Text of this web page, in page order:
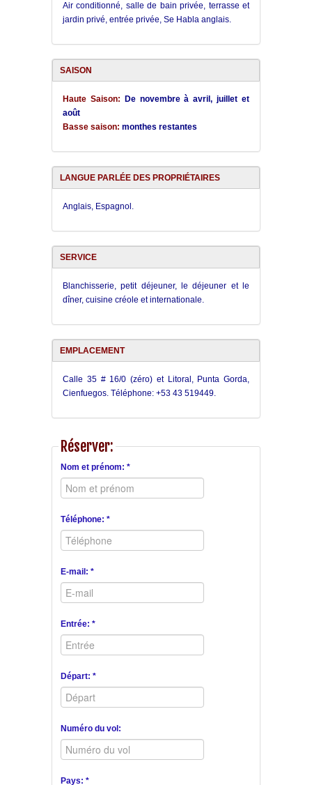
Air conditionné, salle de bain privée, terrasse et
jardin privé, entrée privée, Se Habla anglais.
SAISON
Haute Saison:
De novembre à avril, juillet et
août
Basse saison: monthes restantes
LANGUE PARLÉE DES PROPRIÉTAIRES
Anglais, Espagnol.
SERVICE
Blanchisserie, petit déjeuner, le déjeuner et le
dîner, cuisine créole et internationale.
EMPLACEMENT
Calle 35 # 16/0 (zéro) et Litoral, Punta Gorda,
Cienfuegos. Téléphone: +53 43 519449.
Réserver:
Nom et prénom: *
Téléphone: *
E-mail: *
Entrée: *
Départ: *
Numéro du vol:
Pays: *